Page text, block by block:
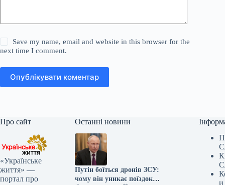
Save my name, email and website in this browser for the
next time I comment.
Опублікувати коментар
Про сайт
«Українське
життя» —
портал про
Останні новини
Путін боїться дронів ЗСУ:
чому він уникає поїздок
и